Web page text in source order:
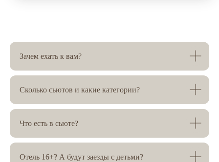
Зачем ехать к вам?
Сколько сьютов и какие категории?
Что есть в сьюте?
Отель 16+? А будут заезды с детьми?
Следите за новостями «Мира Силентиум» в
наших соцсетях и мессенджерах, чтобы не